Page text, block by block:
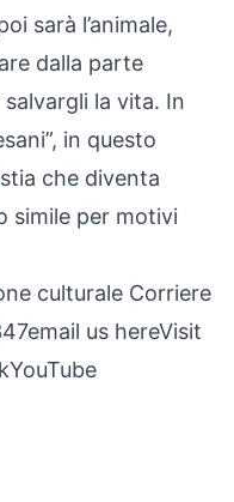
sarà l’animale,
dalla parte
la vita. In
in questo
che diventa
simile per motivi
culturale Corriere
email us hereVisit
YouTube